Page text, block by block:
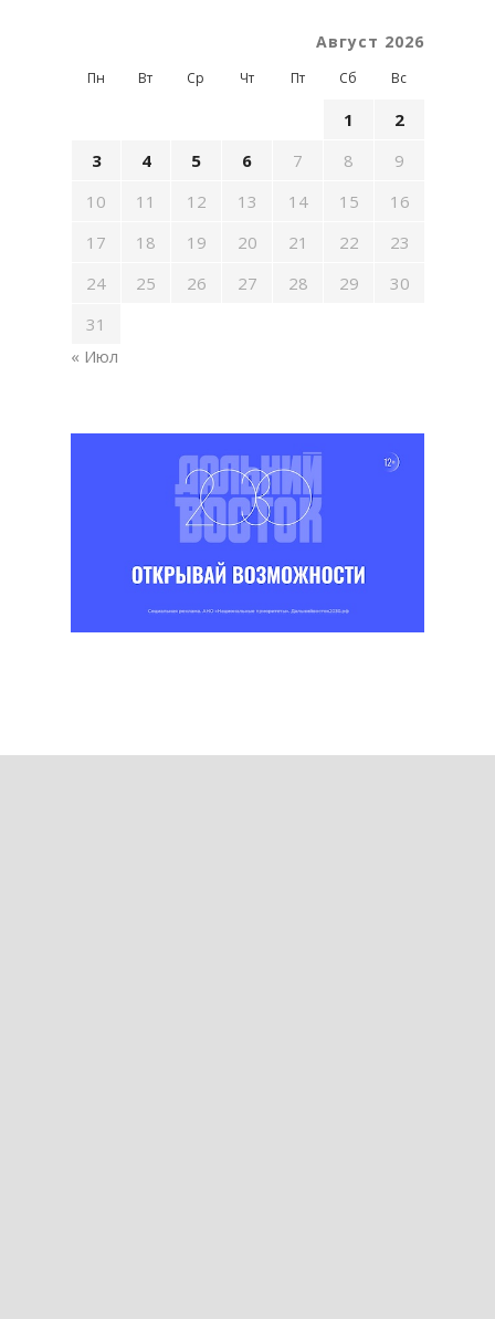
Август 2026
Пн Вт Ср Чт Пт Сб Вс
1
2
3
4 5 6 7 8
9
10
11 12 13 14 15
16
17
18 19 20 21 22
23
24
25 26 27 28 29
30
31
« Июл